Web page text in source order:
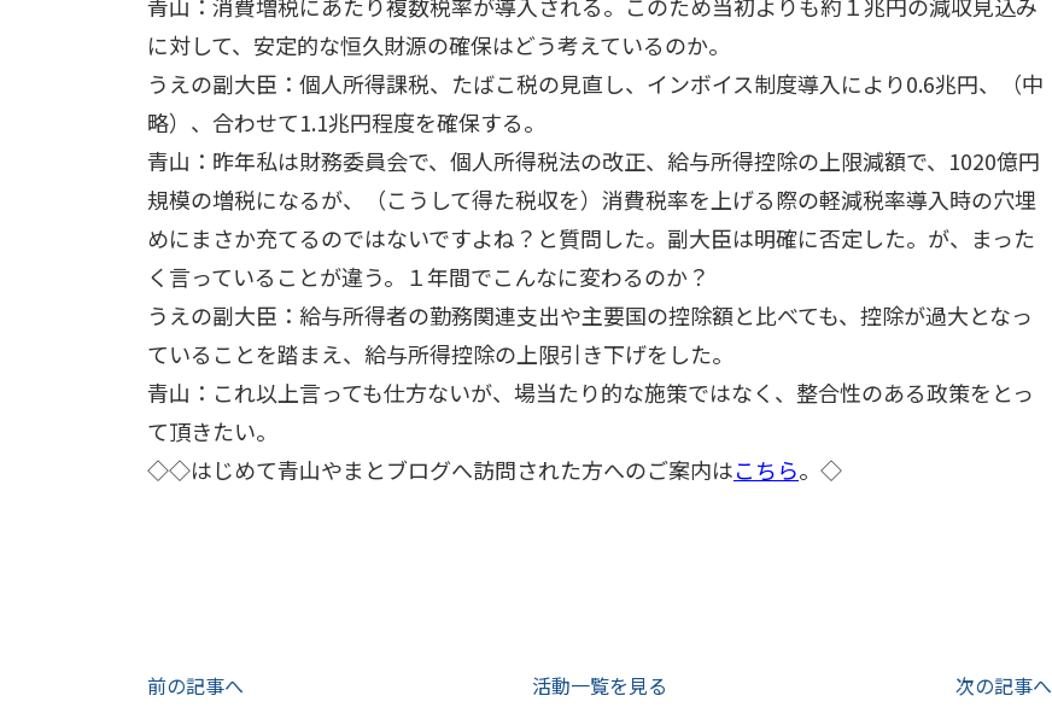
に対して、安定的な恒久財源の確保はどう考えているのか。
うえの副大臣：個人所得課税、たばこ税の見直し、インボイス制度導入により0.6兆円、（中
略）、合わせて1.1兆円程度を確保する。
青山：昨年私は財務委員会で、個人所得税法の改正、給与所得控除の上限減額で、1020億円
規模の増税になるが、（こうして得た税収を）消費税率を上げる際の軽減税率導入時の穴埋
めにまさか充てるのではないですよね？と質問した。副大臣は明確に否定した。が、まった
く言っていることが違う。１年間でこんなに変わるのか？
うえの副大臣：給与所得者の勤務関連支出や主要国の控除額と比べても、控除が過大となっ
ていることを踏まえ、給与所得控除の上限引き下げをした。
青山：これ以上言っても仕方ないが、場当たり的な施策ではなく、整合性のある政策をとっ
て頂きたい。
◇◇はじめて青山やまとブログへ訪問された方へのご案内はこちら。◇
前の記事へ 活動一覧を見る 次の記事へ